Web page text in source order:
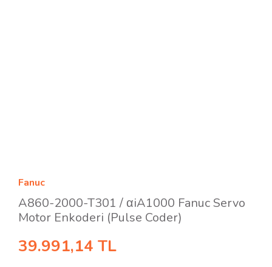
Fanuc
A860-2000-T301 / αiA1000 Fanuc Servo
Motor Enkoderi (Pulse Coder)
39.991,14 TL